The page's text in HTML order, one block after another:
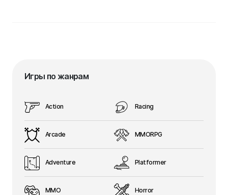
Игры по жанрам
Action
Arcade
Adventure
MMO
Racing
MMORPG
Platformer
Horror